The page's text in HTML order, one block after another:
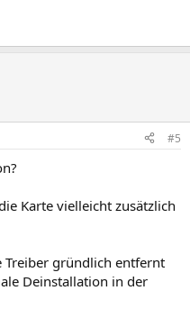
#5
Karte vielleicht zusätzlich
gründlich entfernt
Deinstallation in der